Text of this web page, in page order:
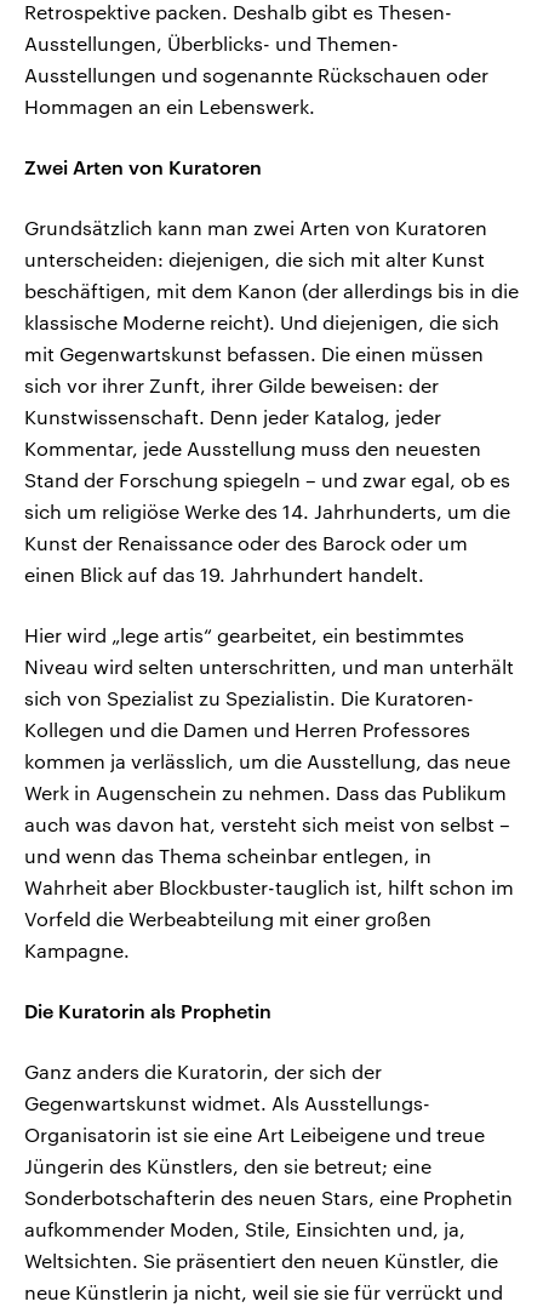
Retrospektive packen. Deshalb gibt es Thesen-
Ausstellungen, Überblicks- und Themen-
Ausstellungen und sogenannte Rückschauen oder
Hommagen an ein Lebenswerk.
Zwei Arten von Kuratoren
Grundsätzlich kann man zwei Arten von Kuratoren
unterscheiden: diejenigen, die sich mit alter Kunst
beschäftigen, mit dem Kanon (der allerdings bis in die
klassische Moderne reicht). Und diejenigen, die sich
mit Gegenwartskunst befassen. Die einen müssen
sich vor ihrer Zunft, ihrer Gilde beweisen: der
Kunstwissenschaft. Denn jeder Katalog, jeder
Kommentar, jede Ausstellung muss den neuesten
Stand der Forschung spiegeln – und zwar egal, ob es
sich um religiöse Werke des 14. Jahrhunderts, um die
Kunst der Renaissance oder des Barock oder um
einen Blick auf das 19. Jahrhundert handelt.
Hier wird „lege artis“ gearbeitet, ein bestimmtes
Niveau wird selten unterschritten, und man unterhält
sich von Spezialist zu Spezialistin. Die Kuratoren-
Kollegen und die Damen und Herren Professores
kommen ja verlässlich, um die Ausstellung, das neue
Werk in Augenschein zu nehmen. Dass das Publikum
auch was davon hat, versteht sich meist von selbst –
und wenn das Thema scheinbar entlegen, in
Wahrheit aber Blockbuster-tauglich ist, hilft schon im
Vorfeld die Werbeabteilung mit einer großen
Kampagne.
Die Kuratorin als Prophetin
Ganz anders die Kuratorin, der sich der
Gegenwartskunst widmet. Als Ausstellungs-
Organisatorin ist sie eine Art Leibeigene und treue
Jüngerin des Künstlers, den sie betreut; eine
Sonderbotschafterin des neuen Stars, eine Prophetin
aufkommender Moden, Stile, Einsichten und, ja,
Weltsichten. Sie präsentiert den neuen Künstler, die
neue Künstlerin ja nicht, weil sie sie für verrückt und